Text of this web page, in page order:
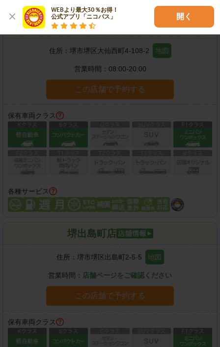
WEBより最大30％お得！
公式アプリ「ニコパス」
開く
堺大仙西町店
住所： 堺市堺区大仙西町4-108-2 地図
営業時間： 08:00-20:00
この店舗で予約する
保有車両クラス
各種サービス
堺出島町店
住所： 堺市堺区出島町2-5-5 地図
営業時間： 店舗ページをご確認ください
この店舗で予約する
保有車両クラス